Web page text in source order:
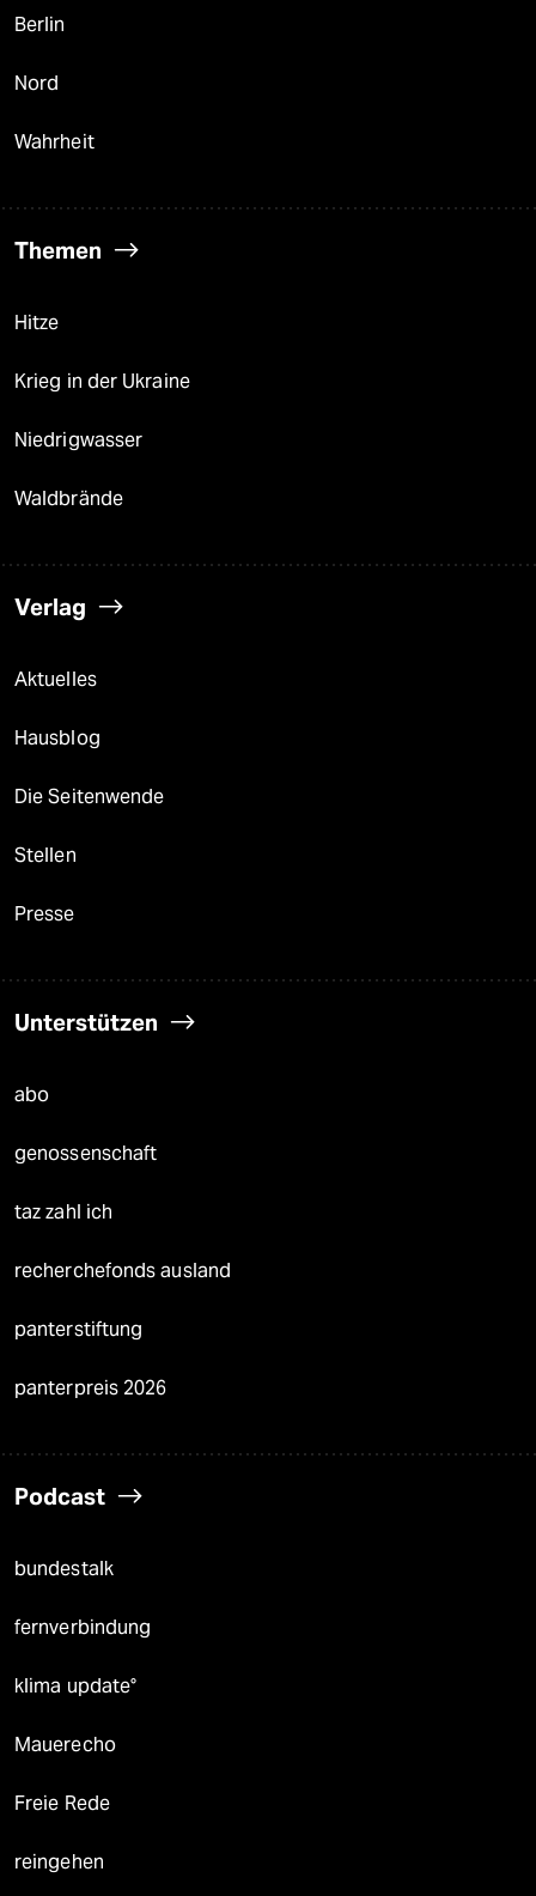
Berlin
Nord
Wahrheit
Themen
Hitze
Krieg in der Ukraine
Niedrigwasser
Waldbrände
Verlag
Aktuelles
Hausblog
Die Seitenwende
Stellen
Presse
Unterstützen
abo
genossenschaft
taz zahl ich
recherchefonds ausland
panterstiftung
panterpreis 2026
Podcast
bundestalk
fernverbindung
klima update°
Mauerecho
Freie Rede
reingehen